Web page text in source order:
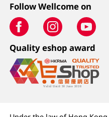
Follow Wellcome on
Quality eshop award